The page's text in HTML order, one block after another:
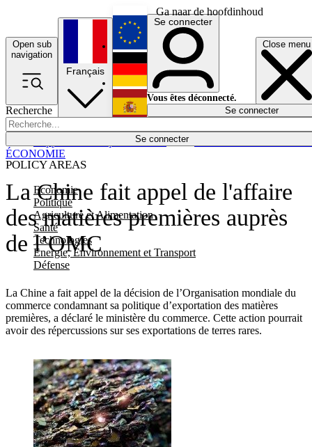
Ga naar de hoofdinhoud
Open sub
navigation
Close menu
Recherche
Se connecter
POLICY AREAS
Economie
Politique
Agriculture et Alimentation
Santé
Technologies
Energie, Environnement et Transport
Défense
Économie
Français
English
Deutsch
Español
Se connecter
Vous êtes déconnecté.
Se connecter
La Chine fait appel de l'affaire
des matières premières auprès
de l’OMC
La Chine a fait appel de la décision de l’Organisation mondiale du
commerce condamnant sa politique d’exportation des matières
premières, a déclaré le ministère du commerce. Cette action pourrait
avoir des répercussions sur ses exportations de terres rares.
ÉCONOMIE